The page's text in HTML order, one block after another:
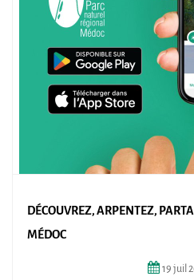
DÉCOUVREZ, ARPENTEZ,
MÉDOC
19juil